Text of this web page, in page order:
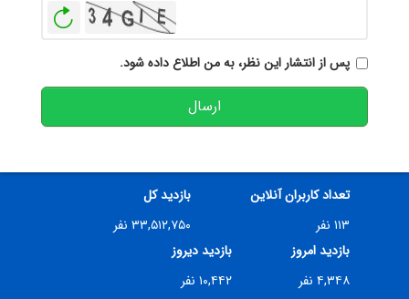
پس از انتشار این نظر، به من اطلاع داده شود.
ارسال
تعداد کاربران آنلاین
۱۱۳ نفر
بازدید کل
۳۳,۵۱۲,۷۵۰ نفر
بازدید امروز
۴,۳۴۸ نفر
بازدید دیروز
۱۰,۴۴۲ نفر